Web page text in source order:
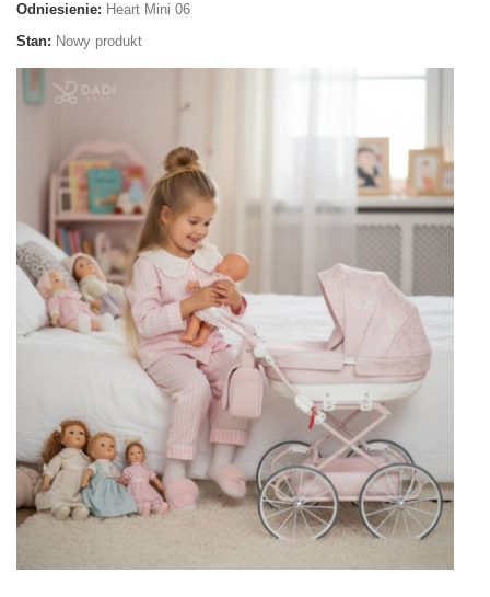
Odniesienie: Heart Mini 06
Stan: Nowy produkt